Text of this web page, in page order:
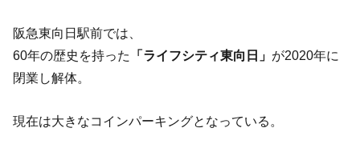
阪急東向日駅前では、
60年の歴史を持った
「ライフシティ東向日」 が2020年に
閉業し解体。
現在は大きなコインパーキングとなっている。